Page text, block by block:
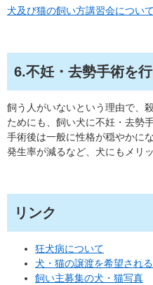
犬及び猫の飼い方講習会について
6.不妊・去勢手術を
飼う人がいないという理由で、
ためにも、飼い犬に不妊・去勢
手術後は一般に性格が穏やかに
発生率が減るなど、犬にもメリ
リンク
狂犬病について
犬・猫の譲渡を希望され
飼い主募集の犬・猫写真